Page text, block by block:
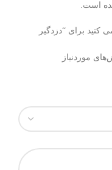
است.
کنید برای “دزدگیر
موردنیاز